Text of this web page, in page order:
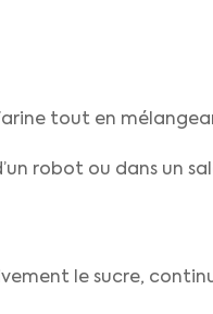
tout en
robot ou dans un
le sucre,